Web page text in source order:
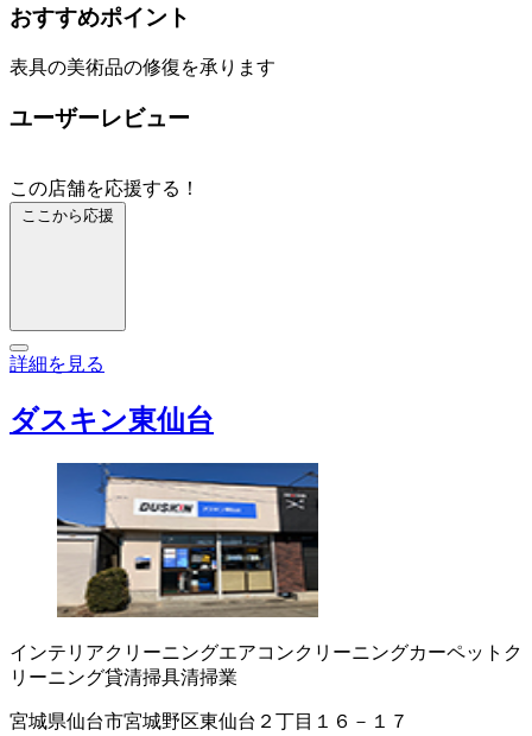
おすすめポイント
表具の美術品の修復を承ります
ユーザーレビュー
この店舗を応援する！
ここから応援
詳細を見る
ダスキン東仙台
インテリアクリーニングエアコンクリーニングカーペットク
リーニング貸清掃具清掃業
宮城県仙台市宮城野区東仙台２丁目１６－１７